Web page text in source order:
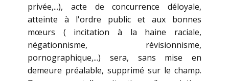
privée,...), acte de concurrence déloyale,
atteinte à l'ordre public et aux bonnes
mœurs ( incitation à la haine raciale,
négationnisme, révisionnisme,
pornographique,...) sera, sans mise en
demeure préalable, supprimé sur le champ.